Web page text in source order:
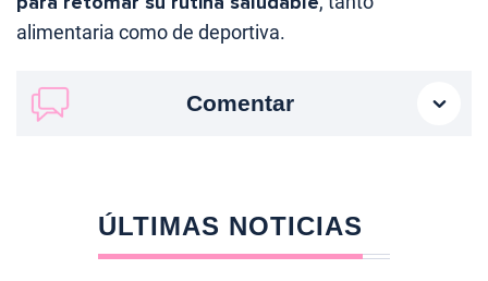
alimentaria como de deportiva.
Comentar
ÚLTIMAS NOTICIAS